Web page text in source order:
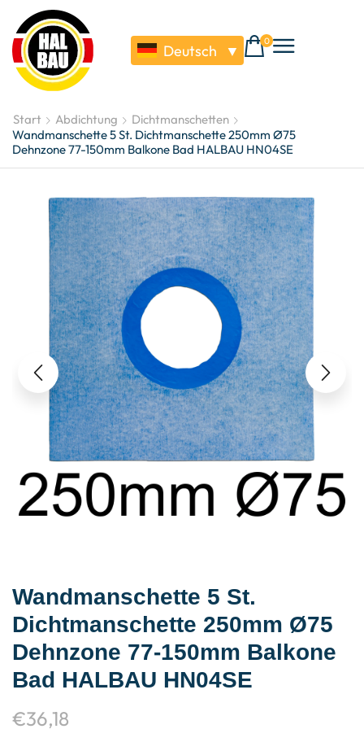
Deutsch ▼
0
Start Abdichtung
Dichtmanschetten
Wandmanschette 5 St. Dichtmanschette 250mm Ø75
Dehnzone 77-150mm Balkone Bad HALBAU HN04SE
Wandmanschette 5 St.
Dichtmanschette 250mm Ø75
Dehnzone 77-150mm Balkone
Bad HALBAU HN04SE
€36,18